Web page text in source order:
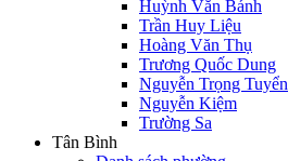
Huỳnh Văn Bánh
Trần Huy Liệu
Hoàng Văn Thụ
Trương Quốc Dung
Nguyễn Trọng Tuyển
Nguyễn Kiệm
Trường Sa
Tân Bình